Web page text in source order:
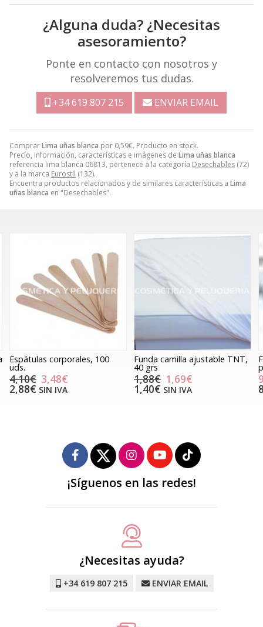
ComprarLima uñas blanca por 0,59€. Producto en stock.
Precio, información, características e imágenes de Lima uñas blanca
referencia lima blanca 06813, pertenece a la categoría Desechables (72)
y a la marca Eurostil (132).
Encuentra productos relacionados y de similares características a Lima
uñas blanca en "Desechables".
¿Alguna duda? ¿Necesitas
asesoramiento?
Ponte en contacto con nosotros y
resolveremos tus dudas.
+34 619 807 215 ENVIAR EMAIL
Funda camilla ajustable TNT,
40 grs
1,88€ 1,69€
1,40€SIN IVA
Fundas protectoras gafas 50
pares
9,80€
8,10€SIN IVA
¡Síguenos en las redes!
¿Necesitas ayuda?
+34 619 807 215 ENVIAR EMAIL